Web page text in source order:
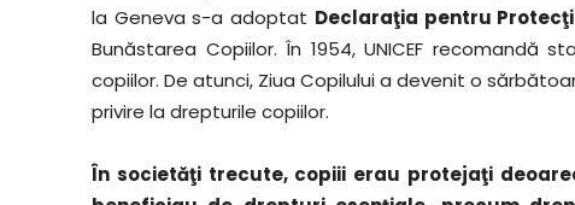
la Geneva s-a adoptat Declaraţia pentru
Bunăstarea Copiilor. În 1954, UNICEF
copiilor. De atunci, Ziua Copilului a devenit o
privire la drepturile copiilor.
În societăţi trecute, copiii erau protejaţi